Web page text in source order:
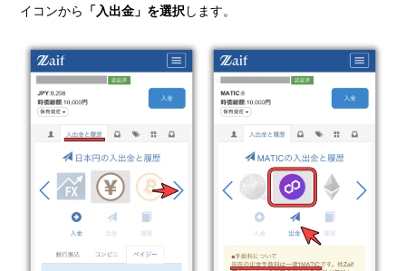
イコンから
「入出金」を選択 します。